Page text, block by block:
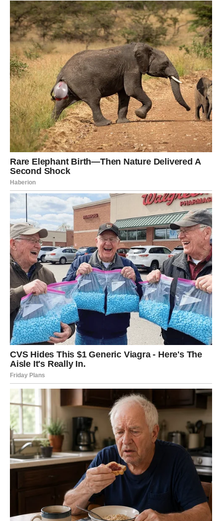
Zagrijanu kremu pažljivo prelijte na toplu koru pazeći da se
ravnomjerno rasporedi. Pustite da se krempita ohladi.
Nakon što se ohladi prijeđite na rezanje na komade željenih
dimenzija. Po želji se može posuti šećerom u prahu.